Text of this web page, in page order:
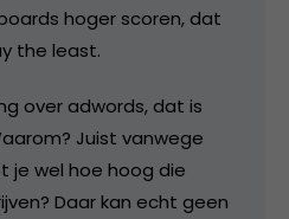
hoger scoren, dat
the least.
over adwords, dat is
Juist vanwege
je wel hoe hoog die
Daar kan echt geen